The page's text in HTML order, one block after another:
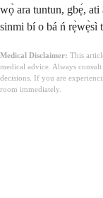
wọ̀ ara tuntun, gbẹ́,
sinmi bí o bá ń rẹ̀wẹ̀sì
Medical Disclaimer: This
medical advice. Always
decisions. If you are
room immediately.